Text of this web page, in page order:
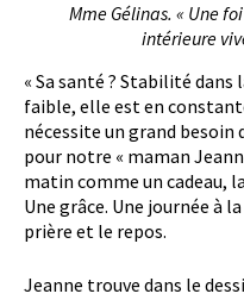
Mme Gélinas. « Une
intérieure
« Sa santé ? Stabilité
faible, elle est en
nécessite un grand besoin
pour notre « maman
matin comme un cadeau,
Une grâce. Une journée à
prière et le repos.
Jeanne trouve dans le